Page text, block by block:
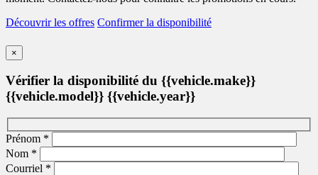
Découvrir les offres Confirmer la disponibilité
×
Vérifier la disponibilité du {{vehicle.make}}
{{vehicle.model}} {{vehicle.year}}
Prénom *
Nom *
Courriel *